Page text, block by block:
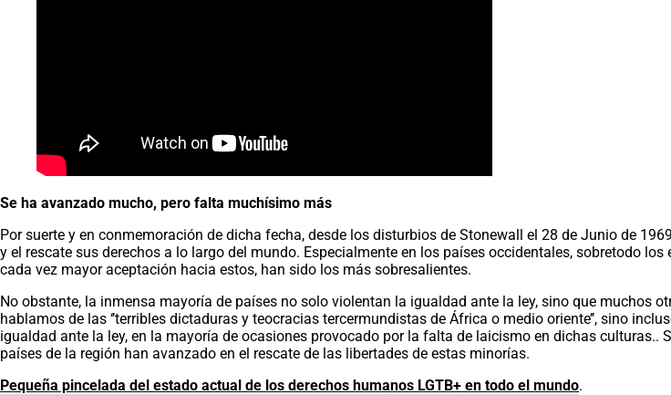
Se ha avanzado mucho, pero falta muchísimo más
Por suerte y en conmemoración de dicha fecha, desde los disturbios de Stonewall el 28 de Junio de
y el rescate sus derechos a lo largo del mundo. Especialmente en los países occidentales, sobretodo
cada vez mayor aceptación hacia estos, han sido los más sobresalientes.
No obstante, la inmensa mayoría de países no solo violentan la igualdad ante la ley, sino que muchos
hablamos de las ‘’terribles dictaduras y teocracias tercermundistas de África o medio oriente’’, sino
igualdad ante la ley, en la mayoría de ocasiones provocado por la falta de laicismo en dichas
países de la región han avanzado en el rescate de las libertades de estas minorías.
Pequeña pincelada del estado actual de los derechos humanos LGTB+ en todo el mundo.